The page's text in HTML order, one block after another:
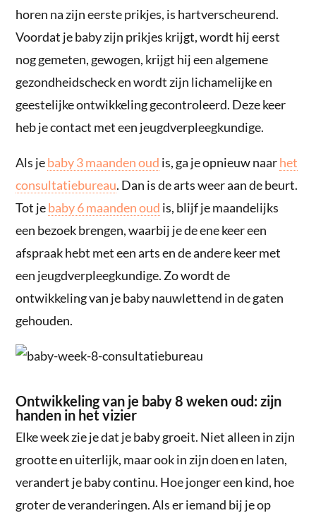
horen na zijn eerste prikjes, is hartverscheurend.
Voordat je baby zijn prikjes krijgt, wordt hij eerst
nog gemeten, gewogen, krijgt hij een algemene
gezondheidscheck en wordt zijn lichamelijke en
geestelijke ontwikkeling gecontroleerd. Deze keer
heb je contact met een jeugdverpleegkundige.
Als jebaby 3 maanden oud is, ga je opnieuw naarhet
consultatiebureau. Dan is de arts weer aan de beurt.
Tot jebaby 6 maanden oud is, blijf je maandelijks
een bezoek brengen, waarbij je de ene keer een
afspraak hebt met een arts en de andere keer met
een jeugdverpleegkundige. Zo wordt de
ontwikkeling van je baby nauwlettend in de gaten
gehouden.
Ontwikkeling van je baby 8 weken oud: zijn
handen in het vizier
Elke week zie je dat je baby groeit. Niet alleen in zijn
grootte en uiterlijk, maar ook in zijn doen en laten,
verandert je baby continu. Hoe jonger een kind, hoe
groter de veranderingen. Als er iemand bij je op